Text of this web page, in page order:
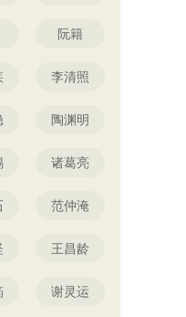
阮籍
李清照
陶渊明
诸葛亮
范仲淹
王昌龄
谢灵运